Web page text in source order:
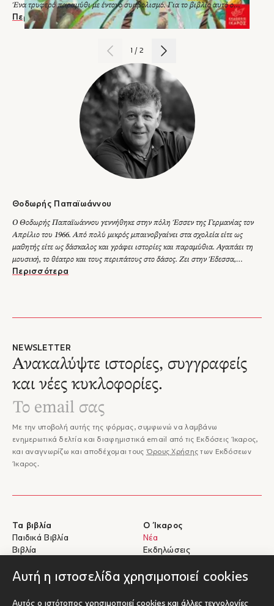
Αυτή η ιστοσελίδα χρησιμοποιεί cookies
Αυτός ο ιστότοπος χρησιμοποιεί cookies και άλλες τεχνολογίες
Ένα τρυφερό παραμύθι με έντονο συμβολισμό. Για το βιβλίο αυτό ο
συγγραφέας απέσπασε το 2015, το βραβείο «Πηνελόπη Μαξίμου» σε
συγγραφέα βιβλίου αφήγησης βραχείας φόρμας για παιδιά από τον Κύκλο
Περισσότερα
1 / 2
Θοδωρής Παπαϊωάννου
Ο Θοδωρής Παπαϊωάννου γεννήθηκε στην πόλη Έσσεν της Γερμανίας τον
Απρίλιο του 1966. Από πολύ μικρός μπαινοβγαίνει στα σχολεία είτε ως
μαθητής είτε ως δάσκαλος και γράφει ιστορίες και παραμύθια. Αγαπάει τη
μουσική, το θέατρο και τους περιπάτους στο δάσος. Ζει στην Έδεσσα,
ανάμεσα σε ποτάμια, γέφυρες και καταρράκτες. Έχει γράψει δεκαπέντε
«Πηνελόπη Μαξίμου» από τον Κύκλο Ελληνικού Παιδικού Βιβλίου (2015)
Βιβλιοπωλείων Public 2016 για το βιβλίο του Απέναντι (Εκδόσεις Ίκαρος) •
Βραβείο λογοτεχνικού βιβλίου για παιδιά από τα Λογοτεχνικά βραβεία
Αναγνώστη 2018 για το βιβλίο του Σιλουανή (Εκδόσεις Ίκαρος) • Ειδικό
βραβείο Βιβλιοπωλείων Public 2019 για το βιβλίο του Αντάμα (Εκδόσεις
παρουσιάζονται στην επίσημη ιστοσελίδα του:
www.thodorispapaioannou.com
Περισσότερα
NEWSLETTER
Ανακαλύψτε ιστορίες, συγγραφείς
και νέες κυκλοφορίες.
Με την υποβολή αυτής της φόρμας, συμφωνώ να λαμβάνω
ενημερωτικά δελτία και διαφημιστικά email από τις Εκδόσεις Ίκαρος,
και αναγνωρίζω και αποδέχομαι τους Όρους Χρήσης των Εκδόσεων
Ίκαρος.
Τα βιβλία
Παιδικά Βιβλία
Βιβλία
Ο Ίκαρος
Νέα
Εκδηλώσεις
Βοήθεια Για Συγγραφείς